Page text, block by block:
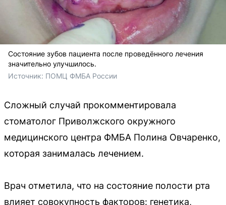
Состояние зубов пациента после проведённого лечения
значительно улучшилось.
Источник: ПОМЦ ФМБА России
Сложный случай прокомментировала
стоматолог Приволжского окружного
медицинского центра ФМБА Полина Овчаренко,
которая занималась лечением.
Врач отметила, что на состояние полости рта
влияет совокупность факторов: генетика,